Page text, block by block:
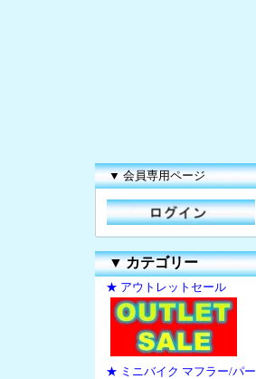
▼ 会員専用ページ
▼カテゴリー
★ アウトレットセール
★ ミニバイク マフラー/パー